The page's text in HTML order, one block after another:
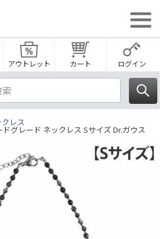
アウトレット カート ログイン
レス
グレード ネックレス Sサイズ Dr.ガウス